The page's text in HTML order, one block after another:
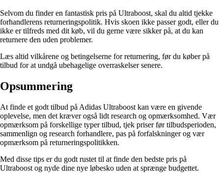
Selvom du finder en fantastisk pris på Ultraboost, skal du altid tjekke
forhandlerens returneringspolitik. Hvis skoen ikke passer godt, eller du
ikke er tilfreds med dit køb, vil du gerne være sikker på, at du kan
returnere den uden problemer.
Læs altid vilkårene og betingelserne for returnering, før du køber på
tilbud for at undgå ubehagelige overraskelser senere.
Opsummering
At finde et godt tilbud på Adidas Ultraboost kan være en givende
oplevelse, men det kræver også lidt research og opmærksomhed. Vær
opmærksom på forskellige typer tilbud, tjek priser før tilbudsperioden,
sammenlign og research forhandlere, pas på forfalskninger og vær
opmærksom på returneringspolitikken.
Med disse tips er du godt rustet til at finde den bedste pris på
Ultraboost og nyde dine nye løbesko uden at sprænge budgettet.